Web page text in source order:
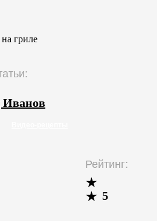
Иванов
Рейтинг:
5